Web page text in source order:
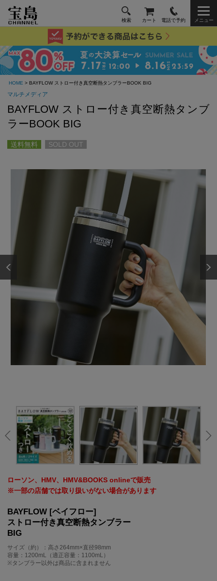
検索 カート 電話で予約 メニュー
HOME > BAYFLOW ストロー付き真空断熱タンブラーBOOK BIG
マルチメディア
BAYFLOW ストロー付き真空断熱タンブ
ラーBOOK BIG
送料無料 SOLD OUT
ローソン、HMV、HMV&BOOKS onlineで販売
※一部の店舗では取り扱いがない場合があります
BAYFLOW [ベイフロー]
ストロー付き真空断熱タンブラー
BIG
サイズ（約）：高さ264mm×直径98mm
容量：1200mL（適正容量：1100mL）
※タンブラー以外は商品に含まれません